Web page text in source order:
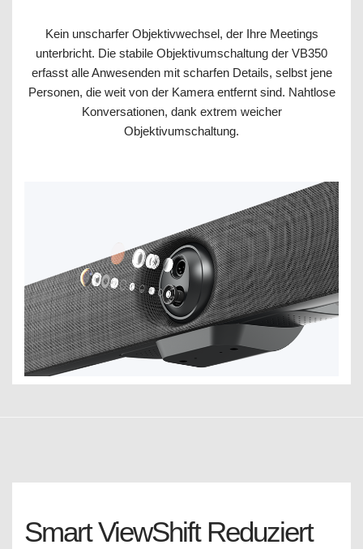
Kein unscharfer Objektivwechsel, der Ihre Meetings
unterbricht. Die stabile Objektivumschaltung der VB350
erfasst alle Anwesenden mit scharfen Details, selbst jene
Personen, die weit von der Kamera entfernt sind. Nahtlose
Konversationen, dank extrem weicher
Objektivumschaltung.
Smart ViewShift Reduziert